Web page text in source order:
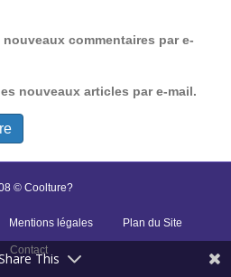
commentaires par e-
nouveaux articles par e-mail.
© Coolture?
Mentions légales Plan du Site
Contact
This